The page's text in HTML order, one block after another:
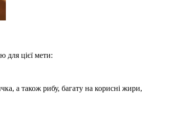
для цієї мети:
а також рибу, багату на корисні жири,